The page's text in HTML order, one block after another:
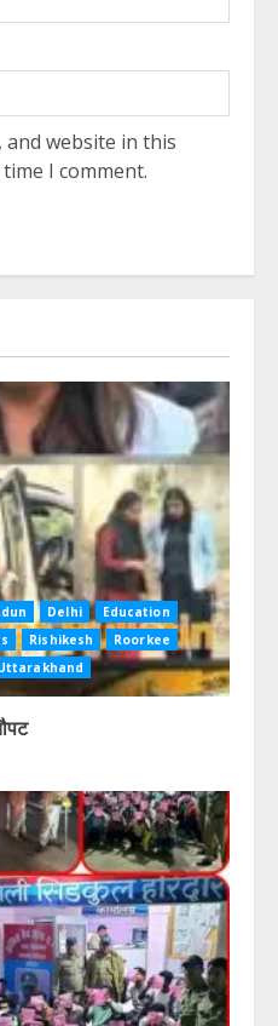
and website in this
I comment.
Delhi
Education
Rishikesh
Roorkee